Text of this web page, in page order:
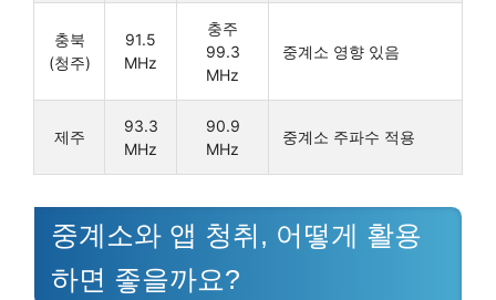
충북
(청주)
91.5
MHz
충주
99.3
MHz
중계소 영향 있음
제주
93.3
MHz
90.9
MHz
중계소 주파수 적용
중계소와 앱 청취, 어떻게 활용
하면 좋을까요?